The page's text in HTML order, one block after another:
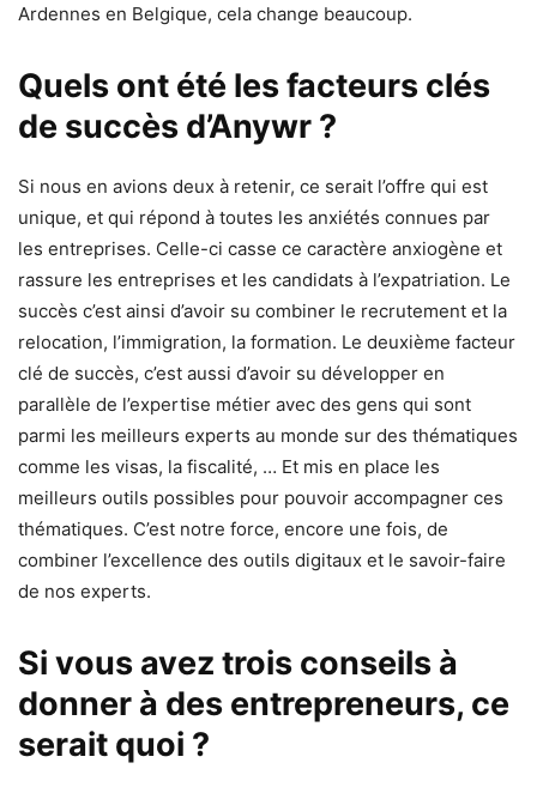
Ardennes en Belgique, cela change beaucoup.
Quels ont été les facteurs clés
de succès d’Anywr ?
Si nous en avions deux à retenir, ce serait l’offre qui est
unique, et qui répond à toutes les anxiétés connues par
les entreprises. Celle-ci casse ce caractère anxiogène et
rassure les entreprises et les candidats à l’expatriation. Le
succès c’est ainsi d’avoir su combiner le recrutement et la
relocation, l’immigration, la formation. Le deuxième facteur
clé de succès, c’est aussi d’avoir su développer en
parallèle de l’expertise métier avec des gens qui sont
parmi les meilleurs experts au monde sur des thématiques
comme les visas, la fiscalité, … Et mis en place les
meilleurs outils possibles pour pouvoir accompagner ces
thématiques. C’est notre force, encore une fois, de
combiner l’excellence des outils digitaux et le savoir-faire
de nos experts.
Si vous avez trois conseils à
donner à des entrepreneurs, ce
serait quoi ?